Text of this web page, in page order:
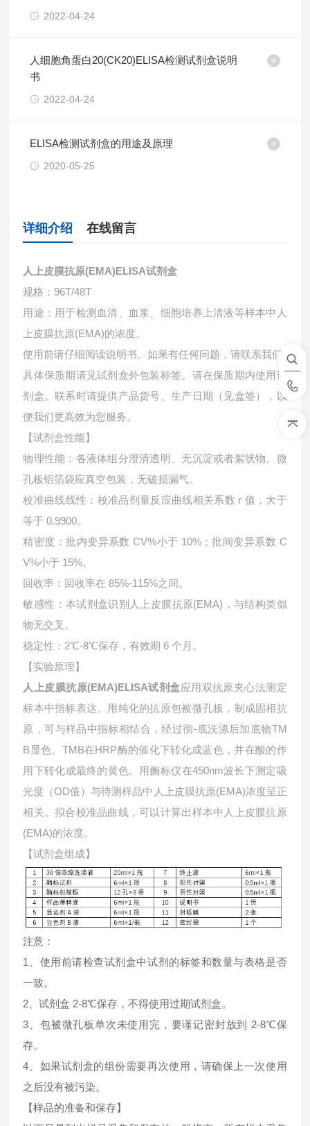
2022-04-24
人细胞角蛋白20(CK20)ELISA检测试剂盒说明
书
2022-04-24
ELISA检测试剂盒的用途及原理
2020-05-25
详细介绍 在线留言
人上皮膜抗原(EMA)ELISA试剂盒
规格：96T/48T
用途：用于检测血清、血浆、细胞培养上清液等样本中 人
上皮膜抗原(EMA)的浓度。
使用前请仔细阅读说明书。如果有任何问题，请联系我们
具体保质期请见试剂盒外包装标签。请在保质期内使用试
剂盒。联系时请提供产品货号、生产日期（见盒签），以
便我们更高效为您服务。
【试剂盒性能】
物理性能：各液体组分澄清透明、无沉淀或者絮状物。微
孔板铝箔袋应真空包装，无破损漏气。
校准曲线线性：校准品剂量反应曲线相关系数 r 值，大于
等于 0.9900。
精密度：批内变异系数 CV%小于 10%；批间变异系数 C
V%小于 15%。
回收率：回收率在 85%-115%之间。
敏感性：本试剂盒识别人上皮膜抗原(EMA)，与结构类似
物无交叉。
稳定性：2℃-8℃保存，有效期 6 个月。
【实验原理】
人上皮膜抗原(EMA)ELISA试剂盒应用双抗原夹心法测定
标本中指标表达。用纯化的抗原包被微孔板，制成固相抗
原，可与样品中指标相结合，经过彻-底洗涤后加底物TM
B显色。TMB在HRP酶的催化下转化成蓝色，并在酸的作
用下转化成最终的黄色。用酶标仪在450nm波长下测定吸
光度（OD值）与待测样品中 人上皮膜抗原(EMA)浓度呈正
相关。拟合校准品曲线，可以计算出样本中 人上皮膜抗原
(EMA)的浓度。
【试剂盒组成】
注意：
1、使用前请检查试剂盒中试剂的标签和数量与表格是否
一致。
2、试剂盒 2-8℃保存，不得使用过期试剂盒。
3、包被微孔板单次未使用完，要谨记密封放到 2-8℃保
存。
4、如果试剂盒的组份需要再次使用，请确保上一次使用
之后没有被污染。
【样品的准备和保存】